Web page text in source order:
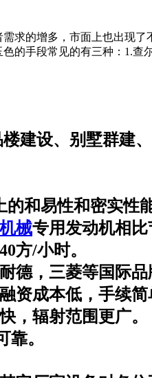
的增多，市面上也出现
的手段常见的有三种：1.
建设、别墅群建
和易性和密实性
机械专用发动机相比
方/小时。
德，三菱等国际品
成本低，手续简
，辐射范围更广。
。